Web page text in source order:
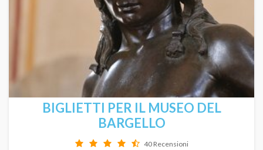
BIGLIETTI PER IL MUSEO DEL
BARGELLO
40 Recensioni